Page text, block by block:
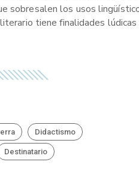
sobresalen los usos
tiene finalidades
Didactismo
Destinatario